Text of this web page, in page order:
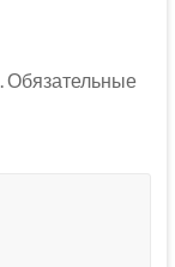
Обязательные